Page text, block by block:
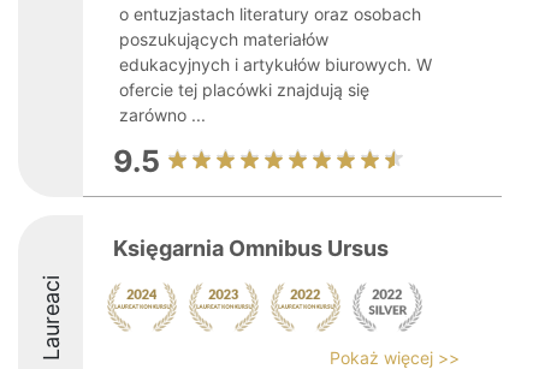
o entuzjastach literatury oraz osobach
poszukujących materiałów
edukacyjnych i artykułów biurowych. W
ofercie tej placówki znajdują się
zarówno ...
9.5
Laureaci
Księgarnia Omnibus Ursus
Pokaż więcej >>